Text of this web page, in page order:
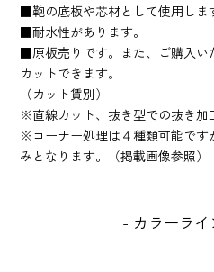
■鞄の底板や芯材として使用しま
■耐水性があります。
■原板売りです。また、ご購入い
カットできます。
（カット賃別）
※直線カット、抜き型での抜き加
※コーナー処理は４種類可能です
みとなります。（掲載画像参照）
カラーラ